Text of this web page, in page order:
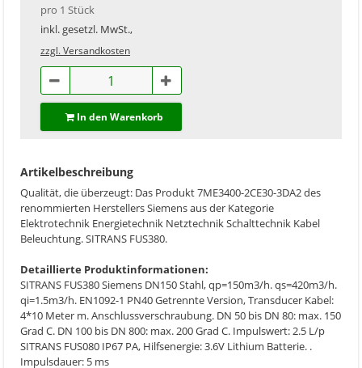
pro 1 Stück
inkl. gesetzl. MwSt.,
zzgl. Versandkosten
In den Warenkorb
Artikelbeschreibung
Qualität, die überzeugt: Das Produkt 7ME3400-2CE30-3DA2 des
renommierten Herstellers Siemens aus der Kategorie
Elektrotechnik Energietechnik Netztechnik Schalttechnik Kabel
Beleuchtung. SITRANS FUS380.
Detaillierte Produktinformationen:
SITRANS FUS380 Siemens DN150 Stahl, qp=150m3/h. qs=420m3/h.
qi=1.5m3/h. EN1092-1 PN40 Getrennte Version, Transducer Kabel:
4*10 Meter m. Anschlussverschraubung. DN 50 bis DN 80: max. 150
Grad C. DN 100 bis DN 800: max. 200 Grad C. Impulswert: 2.5 L/p
SITRANS FUS080 IP67 PA, Hilfsenergie: 3.6V Lithium Batterie. .
Impulsdauer: 5 ms